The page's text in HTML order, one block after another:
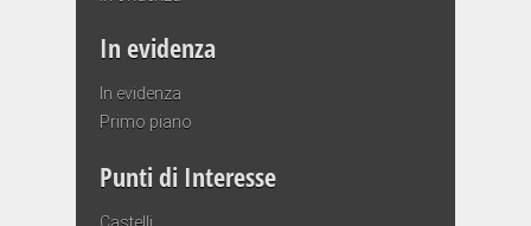
In evidenza
In evidenza
Primo piano
Punti di Interesse